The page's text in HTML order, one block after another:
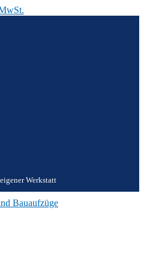
Werkstatt